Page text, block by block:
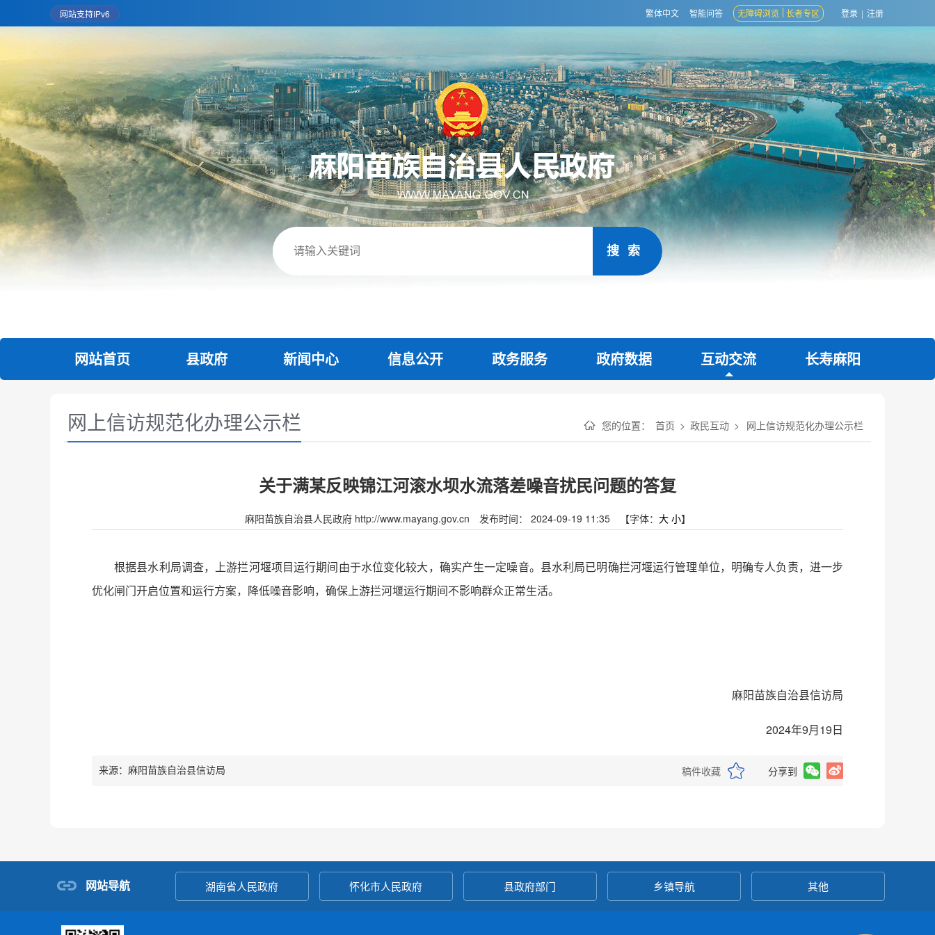
繁体中文 智能问答 无障碍浏览 长者专区 登录 | 注册
网站支持IPv6
网站首页 县政府 新闻中心 信息公开 政务服务 政府数据 互动交流 长寿麻阳
您的位置： 首页 > 政民互动 > 网上信访规范化办理公示栏
网上信访规范化办理公示栏
关于满某反映锦江河滚水坝水流落差噪音扰民问题的答复
麻阳苗族自治县人民政府 http://www.mayang.gov.cn 发布时间： 2024-09-19 11:35 【字体： 大 小】
根据县水利局调查，上游拦河堰项目运行期间由于水位变化较大，确实产生一定噪音。县水利局已明确拦河堰运行管理单位，明确专人负责，进一步
优化闸门开启位置和运行方案，降低噪音影响，确保上游拦河堰运行期间不影响群众正常生活。
麻阳苗族自治县信访局
2024年9月19日
稿件收藏 分享到
来源：麻阳苗族自治县信访局
网站导航 湖南省人民政府 怀化市人民政府 县政府部门 乡镇导航 其他